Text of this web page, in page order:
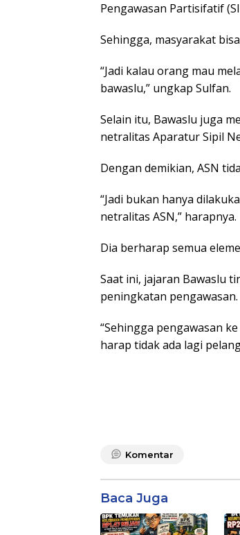
Pengawasan Partisifatif
Sehingga, masyarakat
“Jadi kalau orang mau
bawaslu,” ungkap Sulfan.
Selain itu, Bawaslu juga
netralitas Aparatur Sipil
Dengan demikian, ASN
“Jadi bukan hanya
netralitas ASN,” harapnya.
Dia berharap semua
Saat ini, jajaran Bawaslu
peningkatan pengawasan.
“Sehingga pengawasan
harap tidak ada lagi
Komentar
Baca Juga